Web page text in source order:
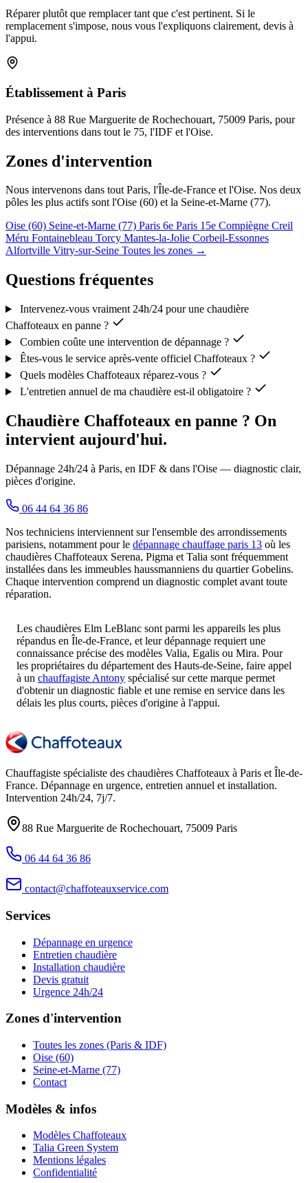
Réparer plutôt que remplacer tant que c'est pertinent. Si le
remplacement s'impose, nous vous l'expliquons clairement, devis à
l'appui.
Établissement à Paris
Présence à 88 Rue Marguerite de Rochechouart, 75009 Paris, pour
des interventions dans tout le 75, l'IDF et l'Oise.
Zones d'intervention
Nous intervenons dans tout Paris, l'Île-de-France et l'Oise. Nos deux
pôles les plus actifs sont l'Oise (60) et la Seine-et-Marne (77).
Oise (60) Seine-et-Marne (77) Paris 6e Paris 15e Compiègne Creil
Méru Fontainebleau Torcy Mantes-la-Jolie Corbeil-Essonnes
Alfortville Vitry-sur-Seine Toutes les zones →
Questions fréquentes
Intervenez-vous vraiment 24h/24 pour une chaudière
Chaffoteaux en panne ?
Combien coûte une intervention de dépannage ?
Êtes-vous le service après-vente officiel Chaffoteaux ?
Quels modèles Chaffoteaux réparez-vous ?
L'entretien annuel de ma chaudière est-il obligatoire ?
Chaudière Chaffoteaux en panne ? On
intervient aujourd'hui.
Dépannage 24h/24 à Paris, en IDF & dans l'Oise — diagnostic clair,
pièces d'origine.
06 44 64 36 86
Nos techniciens interviennent sur l'ensemble des arrondissements
parisiens, notamment pour le dépannage chauffage paris 13 où les
chaudières Chaffoteaux Serena, Pigma et Talia sont fréquemment
installées dans les immeubles haussmanniens du quartier Gobelins.
Chaque intervention comprend un diagnostic complet avant toute
réparation.
Les chaudières Elm LeBlanc sont parmi les appareils les plus
répandus en Île-de-France, et leur dépannage requiert une
connaissance précise des modèles Valia, Egalis ou Mira. Pour
les propriétaires du département des Hauts-de-Seine, faire appel
à un chauffagiste Antony spécialisé sur cette marque permet
d'obtenir un diagnostic fiable et une remise en service dans les
délais les plus courts, pièces d'origine à l'appui.
Chauffagiste spécialiste des chaudières Chaffoteaux à Paris et Île-de-
France. Dépannage en urgence, entretien annuel et installation.
Intervention 24h/24, 7j/7.
88 Rue Marguerite de Rochechouart, 75009 Paris
06 44 64 36 86
contact@chaffoteauxservice.com
Services
Dépannage en urgence
Entretien chaudière
Installation chaudière
Devis gratuit
Urgence 24h/24
Zones d'intervention
Toutes les zones (Paris & IDF)
Oise (60)
Seine-et-Marne (77)
Contact
Modèles & infos
Modèles Chaffoteaux
Talia Green System
Mentions légales
Confidentialité